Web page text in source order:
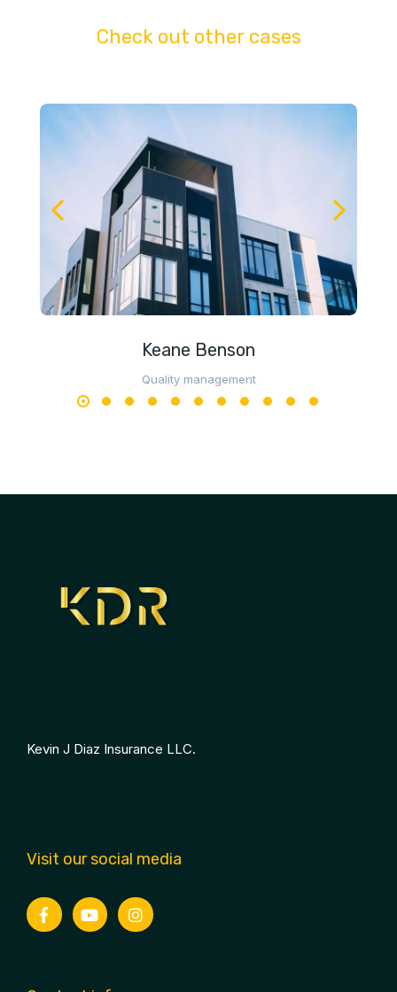
Check out other cases
Keane Benson
Quality management
Kevin J Diaz Insurance LLC.
Visit our social media